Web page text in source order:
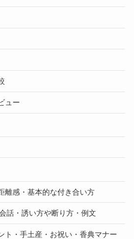
ュー
離感・基本的な付き合い方
話・誘い方や断り方・例文
ト・手土産・お祝い・香典マナー